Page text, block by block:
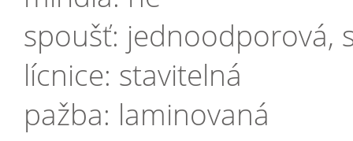
spoušť: jednoodporová,
lícnice: stavitelná
pažba: laminovaná